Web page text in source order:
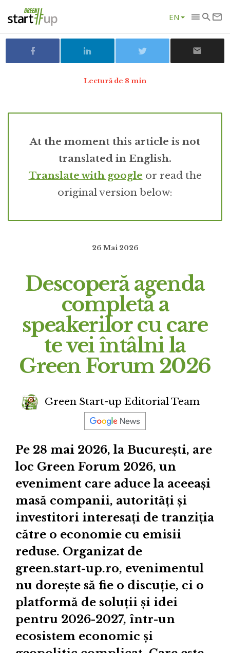
EN
Lectură de 8 min
At the moment this article is not
translated in English.
Translate with google or read the
original version below:
26 Mai 2026
Descoperă agenda
completă a
speakerilor cu care
te vei întâlni la
Green Forum 2026
Green Start-up Editorial Team
Pe 28 mai 2026, la București, are
loc Green Forum 2026, un
eveniment care aduce la aceeași
masă companii, autorități și
investitori interesați de tranziția
către o economie cu emisii
reduse. Organizat de
green.start-up.ro, evenimentul
nu dorește să fie o discuție, ci o
platformă de soluții și idei
pentru 2026-2027, într-un
ecosistem economic și